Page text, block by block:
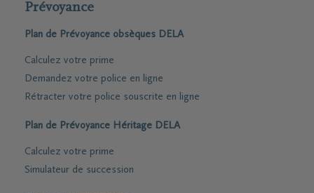
Prévoyance
Plan de Prévoyance obsèques DELA
Calculez votre prime
Demandez votre police en ligne
Rétracter votre police souscrite en ligne
Plan de Prévoyance Héritage DELA
Calculez votre prime
Simulateur de succession